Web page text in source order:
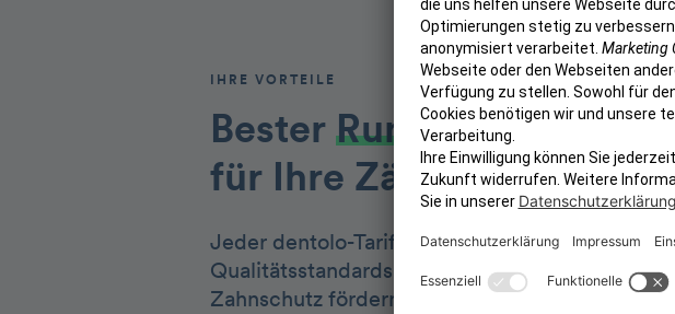
IHRE VORTEILE
Bester Rundum-Schutz
für Ihre Zähne
Jeder dentolo-Tarif schützt Sie zu den höchsten
Qualitätsstandards. Als Deutschlands bester
Zahnschutz fördern wir Ihre Zahngesundheit –